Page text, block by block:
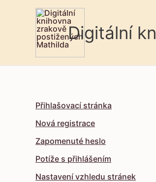
Digitální
Přihlašovací stránka
Nová registrace
Zapomenuté heslo
Potíže s přihlášením
Nastavení vzhledu stránek